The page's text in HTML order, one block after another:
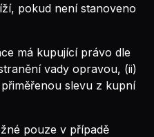
pokud není stanoveno
má kupující právo dle
vady opravou, (ii)
slevu z kupní
pouze v případě